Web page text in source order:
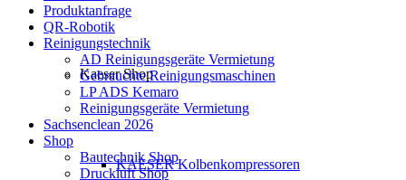
Kaeser Shop
KAESER Kolbenkompressoren
Produktanfrage
QR-Robotik
Reinigungstechnik
AD Reinigungsgeräte Vermietung
Gebrauchte Reinigungsmaschinen
LP ADS Kemaro
Reinigungsgeräte Vermietung
Sachsenclean 2026
Shop
Bautechnik Shop
Druckluft Shop